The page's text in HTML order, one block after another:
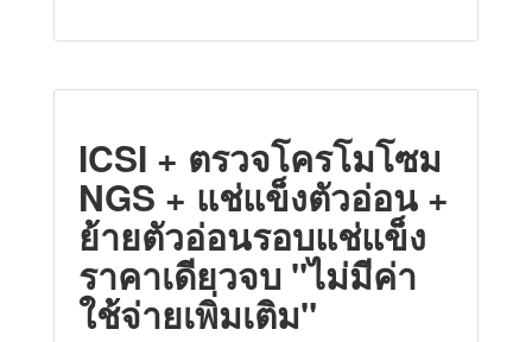
ICSI + ตรวจโครโมโซม
NGS + แช่แข็งตัวอ่อน +
ย้ายตัวอ่อนรอบแช่แข็ง
ราคาเดียวจบ "ไม่มีค่า
ใช้จ่ายเพิ่มเติม"